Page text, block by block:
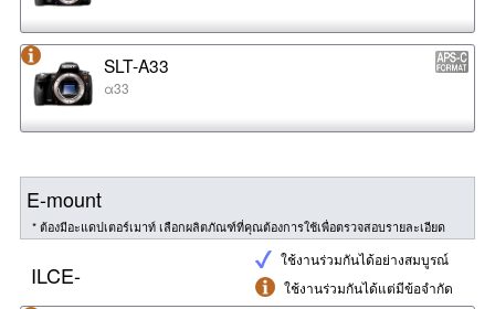
SLT-A33
α33
E-mount
* ต้องมีอะแดปเตอร์เมาท์ เลือกผลิตภัณฑ์ที่คุณต้องการใช้เพื่อตรวจสอบรายละเอียด
ใช้งานร่วมกันได้อย่างสมบูรณ์
ใช้งานร่วมกันได้แต่มีข้อจำกัด
ILCE-